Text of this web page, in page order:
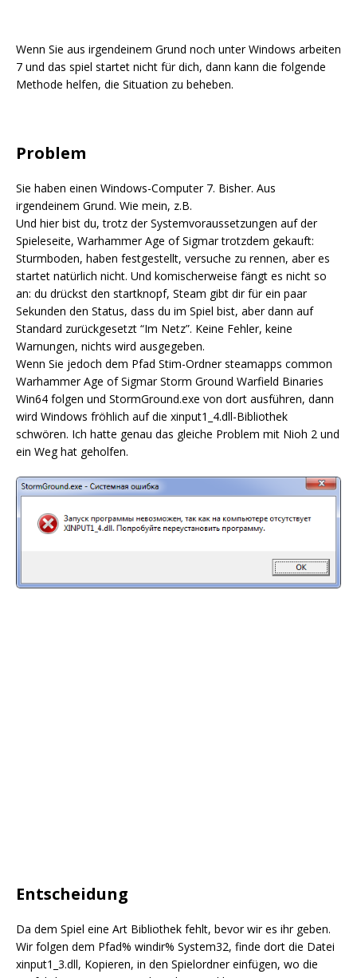
Wenn Sie aus irgendeinem Grund noch unter Windows arbeiten
7 und das spiel startet nicht für dich, dann kann die folgende
Methode helfen, die Situation zu beheben.
Problem
Sie haben einen Windows-Computer 7. Bisher. Aus
irgendeinem Grund. Wie mein, z.B.
Und hier bist du, trotz der Systemvoraussetzungen auf der
Spieleseite, Warhammer Age of Sigmar trotzdem gekauft:
Sturmboden, haben festgestellt, versuche zu rennen, aber es
startet natürlich nicht. Und komischerweise fängt es nicht so
an: du drückst den startknopf, Steam gibt dir für ein paar
Sekunden den Status, dass du im Spiel bist, aber dann auf
Standard zurückgesetzt “Im Netz”. Keine Fehler, keine
Warnungen, nichts wird ausgegeben.
Wenn Sie jedoch dem Pfad Stim-Ordner steamapps common
Warhammer Age of Sigmar Storm Ground Warfield Binaries
Win64 folgen und StormGround.exe von dort ausführen, dann
wird Windows fröhlich auf die xinput1_4.dll-Bibliothek
schwören. Ich hatte genau das gleiche Problem mit Nioh 2 und
ein Weg hat geholfen.
Entscheidung
Da dem Spiel eine Art Bibliothek fehlt, bevor wir es ihr geben.
Wir folgen dem Pfad% windir% System32, finde dort die Datei
xinput1_3.dll, Kopieren, in den Spielordner einfügen, wo die